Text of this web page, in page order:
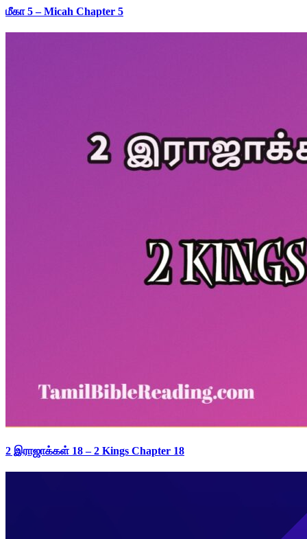
மீகா 5 – Micah Chapter 5
2 இராஜாக்கள் 18 – 2 Kings Chapter 18